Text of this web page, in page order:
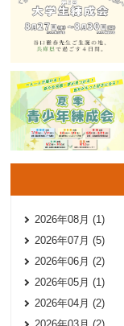
2026年08月 (1)
2026年07月 (5)
2026年06月 (2)
2026年05月 (1)
2026年04月 (2)